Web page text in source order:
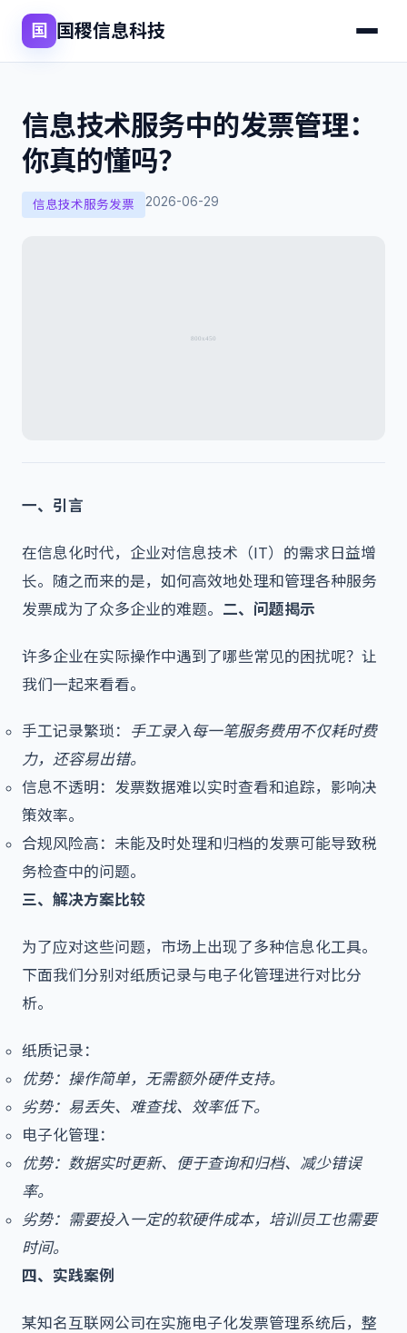
国 国稷信息科技
信息技术服务中的发票管理：
你真的懂吗？
信息技术服务发票 2026-06-29
一、引言
在信息化时代，企业对信息技术（IT）的需求日益增
长。随之而来的是，如何高效地处理和管理各种服务
发票成为了众多企业的难题。 二、问题揭示
许多企业在实际操作中遇到了哪些常见的困扰呢？让
我们一起来看看。
手工记录繁琐： 手工录入每一笔服务费用不仅耗时费
力，还容易出错。
信息不透明：发票数据难以实时查看和追踪，影响决
策效率。
合规风险高：未能及时处理和归档的发票可能导致税
务检查中的问题。
三、解决方案比较
为了应对这些问题，市场上出现了多种信息化工具。
下面我们分别对纸质记录与电子化管理进行对比分
析。
纸质记录：
优势：操作简单，无需额外硬件支持。
劣势：易丢失、难查找、效率低下。
电子化管理：
优势：数据实时更新、便于查询和归档、减少错误
率。
劣势：需要投入一定的软硬件成本，培训员工也需要
时间。
四、实践案例
某知名互联网公司在实施电子化发票管理系统后，整